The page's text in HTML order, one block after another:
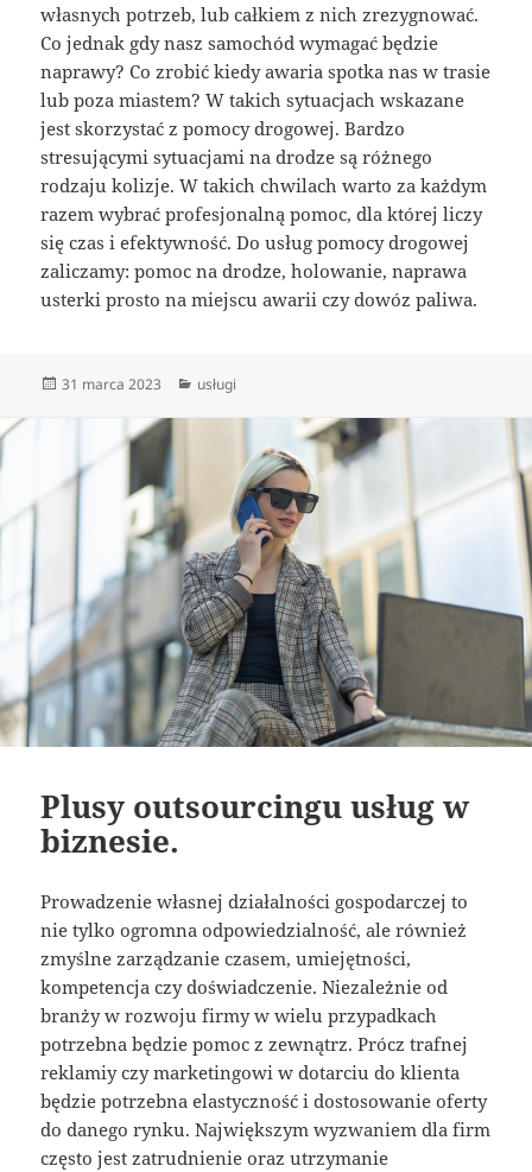
własnych potrzeb, lub całkiem z nich zrezygnować.
Co jednak gdy nasz samochód wymagać będzie
naprawy? Co zrobić kiedy awaria spotka nas w trasie
lub poza miastem? W takich sytuacjach wskazane
jest skorzystać z pomocy drogowej. Bardzo
stresującymi sytuacjami na drodze są różnego
rodzaju kolizje. W takich chwilach warto za każdym
razem wybrać profesjonalną pomoc, dla której liczy
się czas i efektywność. Do usług pomocy drogowej
zaliczamy: pomoc na drodze, holowanie, naprawa
usterki prosto na miejscu awarii czy dowóz paliwa.
Data
31 marca 2023 Kategorie
usługi
Plusy outsourcingu usług w
biznesie.
Prowadzenie własnej działalności gospodarczej to
nie tylko ogromna odpowiedzialność, ale również
zmyślne zarządzanie czasem, umiejętności,
kompetencja czy doświadczenie. Niezależnie od
branży w rozwoju firmy w wielu przypadkach
potrzebna będzie pomoc z zewnątrz. Prócz trafnej
reklamiy czy marketingowi w dotarciu do klienta
będzie potrzebna elastyczność i dostosowanie oferty
do danego rynku. Największym wyzwaniem dla firm
często jest zatrudnienie oraz utrzymanie